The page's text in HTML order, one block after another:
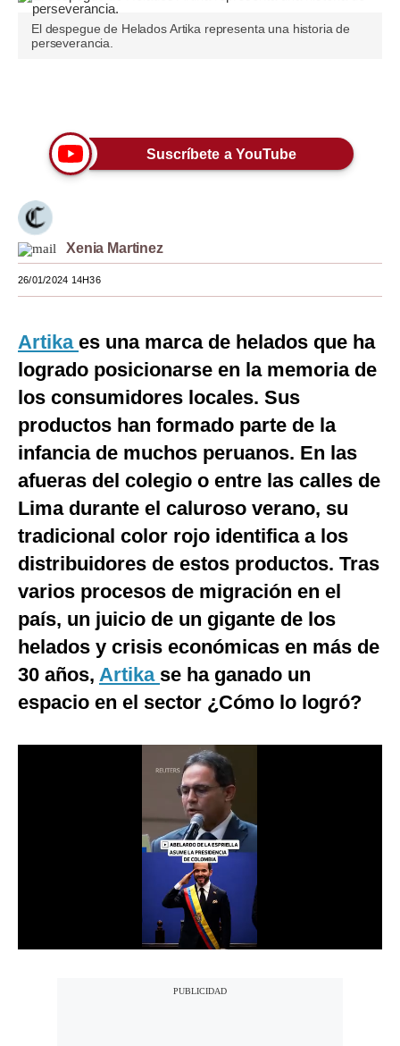
Opinión
Tendencias
Lujo
Viajes
Mundo
EEUU
España
Internacional
Club del Suscriptor
Mix
G de Gestión
Notas Contratadas
Podcast
El despegue de Helados Artika representa una historia de
perseverancia.
Suscríbete a YouTube
Xenia Martinez
26/01/2024 14H36
Artika es una marca de helados que ha
logrado posicionarse en la memoria de
los consumidores locales. Sus
productos han formado parte de la
infancia de muchos peruanos. En las
afueras del colegio o entre las calles de
Lima durante el caluroso verano, su
tradicional color rojo identifica a los
distribuidores de estos productos. Tras
varios procesos de migración en el
país, un juicio de un gigante de los
helados y crisis económicas en más de
30 años, Artika se ha ganado un
espacio en el sector ¿Cómo lo logró?